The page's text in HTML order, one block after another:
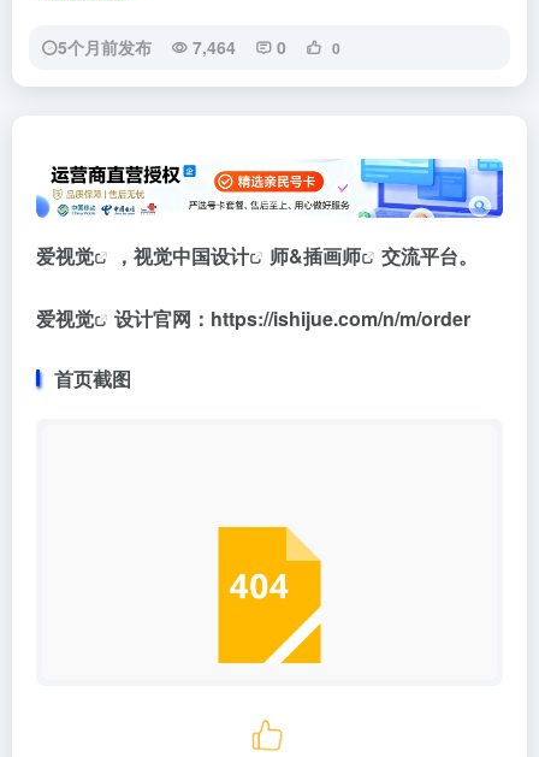
5个月前发布 7,464 0 0
爱视觉 ，视觉中国设计 师&插画师 交流平台。
爱视觉 设计官网：https://ishijue.com/n/m/order
首页截图